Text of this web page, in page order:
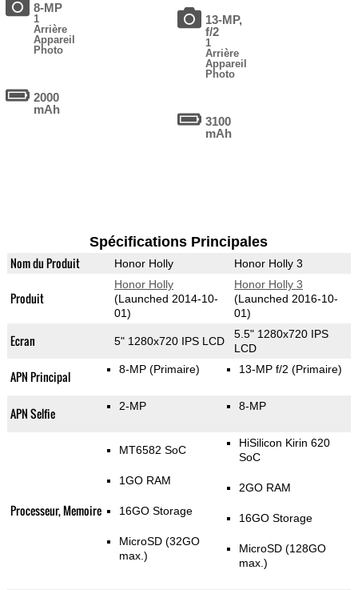
8-MP
1
Arrière
Appareil
Photo
2000
mAh
13-MP,
f/2
1
Arrière
Appareil
Photo
3100
mAh
Spécifications Principales
Nom du Produit Honor Holly Honor Holly 3
Produit
Honor Holly
(Launched 2014-10-
01)
Honor Holly 3
(Launched 2016-10-
01)
Ecran 5" 1280x720 IPS LCD
5.5" 1280x720 IPS
LCD
APN Principal 8-MP (Primaire) 13-MP f/2 (Primaire)
APN Selfie 2-MP 8-MP
Processeur, Memoire
MT6582 SoC
1GO RAM
16GO Storage
MicroSD (32GO
max.)
HiSilicon Kirin 620
SoC
2GO RAM
16GO Storage
MicroSD (128GO
max.)